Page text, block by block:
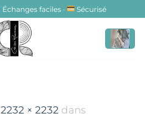
Échanges faciles · Sécurisé
2232 × 2232 dans